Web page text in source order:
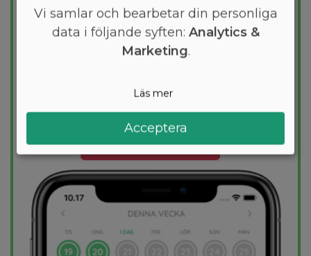
Vill du gå ner några kilo? Med Arono får du
den mest effektiva guiden till
viktminskning. En dietplan är skräddarsydd
säkerställer att du håller dig inom ditt
kalorimål varje dag.
PROVAGRATIS
Vi samlar och bearbetar din personliga
data i följande syften: Analytics &
Marketing.
Läs mer
Acceptera